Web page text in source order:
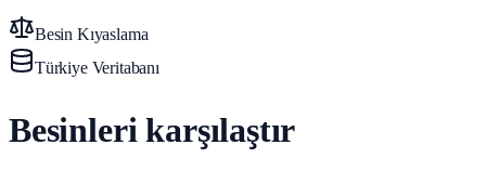
Besin Kıyaslama
Türkiye Veritabanı
Besinleri karşılaştır